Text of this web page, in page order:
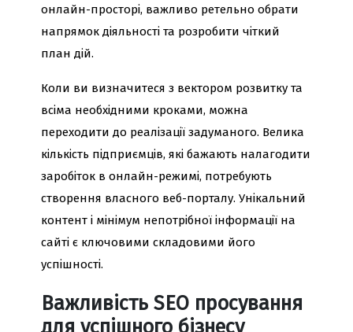
онлайн-просторі, важливо ретельно обрати
напрямок діяльності та розробити чіткий
план дій.
Коли ви визначитеся з вектором розвитку та
всіма необхідними кроками, можна
переходити до реалізації задуманого. Велика
кількість підприємців, які бажають налагодити
заробіток в онлайн-режимі, потребують
створення власного веб-порталу. Унікальний
контент і мінімум непотрібної інформації на
сайті є ключовими складовими його
успішності.
Важливість SEO просування
для успішного бізнесу